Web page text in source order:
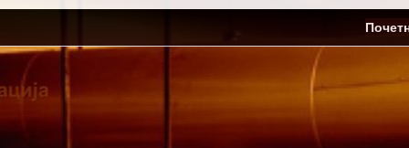
Skip
content